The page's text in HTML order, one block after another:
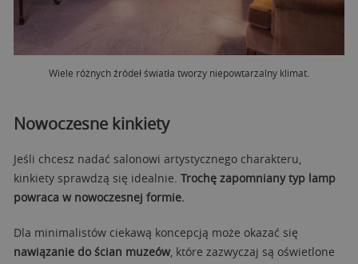
Wiele różnych źródeł światła tworzy niepowtarzalny klimat.
Nowoczesne kinkiety
Jeśli chcesz nadać salonowi artystycznego charakteru,
kinkiety sprawdzą się idealnie. Trochę zapomniany typ lamp
powraca w nowoczesnej formie.
Dla minimalistów ciekawą koncepcją może okazać się
nawiązanie do ścian muzeów , które zazwyczaj są oświetlone